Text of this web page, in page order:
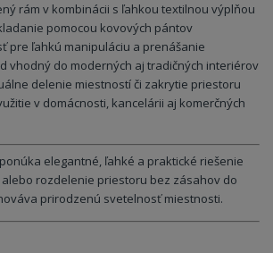
rám v kombinácii s ľahkou textilnou výplňou
pomocou kovových pántov
pre ľahkú manipuláciu a prenášanie
vhodný do moderných aj tradičných interiérov
delenie miestností či zakrytie priestoru
v domácnosti, kancelárii aj komerčných
elegantné, ľahké a praktické riešenie
rozdelenie priestoru bez zásahov do
prirodzenú svetelnosť miestnosti.